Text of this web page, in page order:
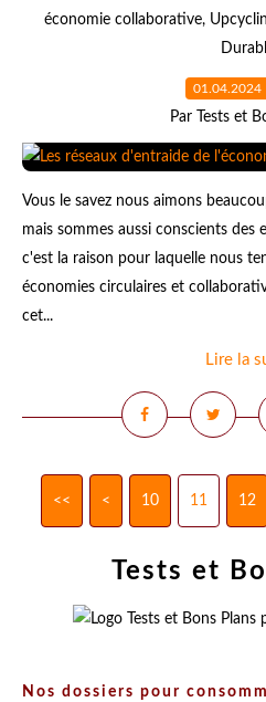
économie collaborative,
01.04.2024
Par Tests et
Vous le savez nous aimons
mais sommes aussi conscients des
c'est la raison pour laquelle nous
économies circulaires et
cet...
Lire la
<< < 10 11 12
Tests et
Nos dossiers pour